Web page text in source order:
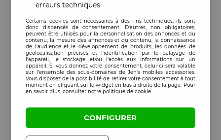
erreurs techniques
Certains cookies sont nécessaires à des fins techniques, ils sont
donc dispensés de consentement. D'autres, non obligatoires,
peuvent être utilisés pour la personnalisation des annonces et du
contenu, la mesure des annonces et du contenu, la connaissance
de l'audience et le développement de produits, les données de
géolocalisation précises et l'identification par le balayage de
l'appareil, le stockage et/ou l'accès aux informations sur un
appareil. Si vous donnez votre consentement, celui-ci sera valable
sur l’ensemble des sous-domaines de Jen's mobiles accessories.
Vous disposez de la possibilité de retirer votre consentement à tout
moment en cliquant sur le widget en bas à droite de la page. Pour
en savoir plus, consulter notre politique de cookie.
CONFIGURER